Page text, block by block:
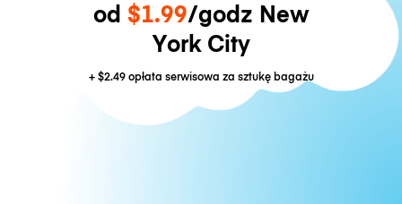
od $1.99/godz New
York City
+$2.49opłata serwisowa za sztukę bagażu